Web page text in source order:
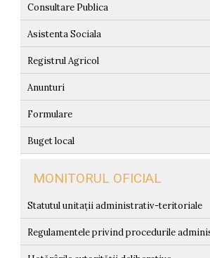
Consultare Publica
Asistenta Sociala
Registrul Agricol
Anunturi
Formulare
Buget local
MONITORUL OFICIAL
Statutul unitații administrativ-teritoriale
Regulamentele privind procedurile